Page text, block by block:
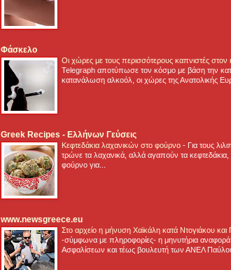
Φάσκελο
Οι χώρες με τους περισσότερους καπνιστές
Telegraph αποτύπωσε τον κόσμο με βάση την
κατανάλωση αλκοόλ, οι χώρες της Ανατολικής
Greek Recipes - Ελλήνων Γεύσεις
Κεφτεδάκια λαχανικών στο φούρνο - Για τους
τρώνε τα λαχανικά, αλλά αγαπούν τα
φούρνο για...
www.newsgreece.eu
Στο αρχείο η μήνυση Χαϊκάλη κατά Ντογιάκου
-σύμφωνα με πληροφορίες- η μηνυτήρια
Ασφαλίσεων και τέως βουλευτή των ΑΝΕΛ